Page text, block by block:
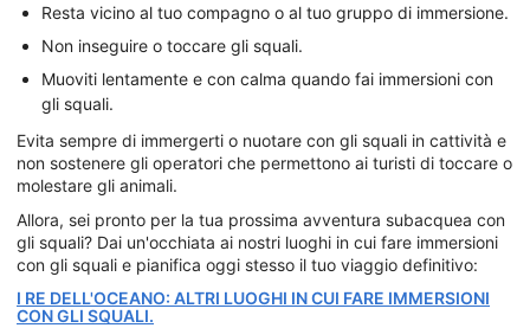
Resta vicino al tuo compagno o al tuo gruppo di immersione.
Non inseguire o toccare gli squali.
Muoviti lentamente e con calma quando fai immersioni con
gli squali.
Evita sempre di immergerti o nuotare con gli squali in cattività e
non sostenere gli operatori che permettono ai turisti di toccare o
molestare gli animali.
Allora, sei pronto per la tua prossima avventura subacquea con
gli squali? Dai un'occhiata ai nostri luoghi in cui fare immersioni
con gli squali e pianifica oggi stesso il tuo viaggio definitivo:
I RE DELL'OCEANO: ALTRI LUOGHI IN CUI FARE IMMERSIONI
CON GLI SQUALI.